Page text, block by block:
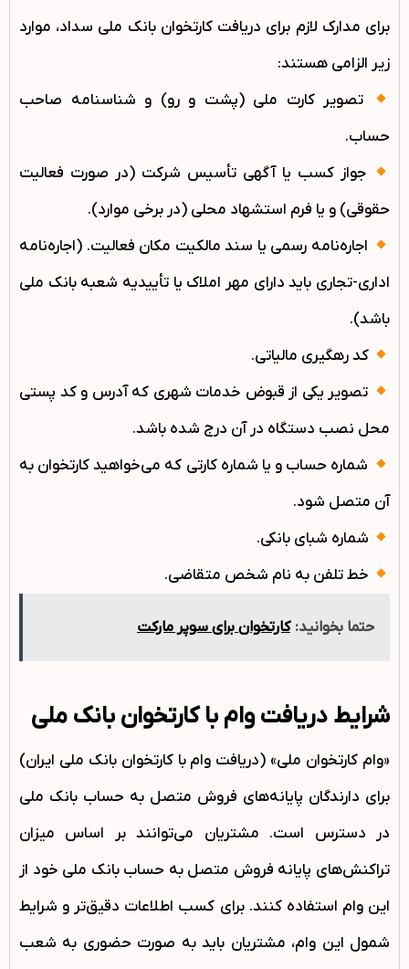
برای مدارک لازم برای دریافت کارتخوان بانک ملی سداد، موارد
زیر الزامی هستند:
تصویر کارت ملی (پشت و رو) و شناسنامه صاحب
حساب.
جواز کسب یا آگهی تأسیس شرکت (در صورت فعالیت
حقوقی) و یا فرم استشهاد محلی (در برخی موارد).
اجاره‌نامه رسمی یا سند مالکیت مکان فعالیت. (اجاره‌نامه
اداری-تجاری باید دارای مهر املاک یا تأییدیه شعبه بانک ملی
باشد).
کد رهگیری مالیاتی.
تصویر یکی از قبوض خدمات شهری که آدرس و کد پستی
محل نصب دستگاه در آن درج شده باشد.
شماره حساب و یا شماره کارتی که می‌خواهید کارتخوان به
آن متصل شود.
شماره شبای بانکی.
خط تلفن به نام شخص متقاضی.
حتما بخوانید: کارتخوان برای سوپر مارکت
شرایط دریافت وام با کارتخوان بانک ملی
«وام کارتخوان ملی» (دریافت وام با کارتخوان بانک ملی ایران)
برای دارندگان پایانه‌های فروش متصل به حساب بانک ملی
در دسترس است. مشتریان می‌توانند بر اساس میزان
تراکنش‌های پایانه فروش متصل به حساب بانک ملی خود از
این وام استفاده کنند. برای کسب اطلاعات دقیق‌تر و شرایط
شمول این وام، مشتریان باید به صورت حضوری به شعب